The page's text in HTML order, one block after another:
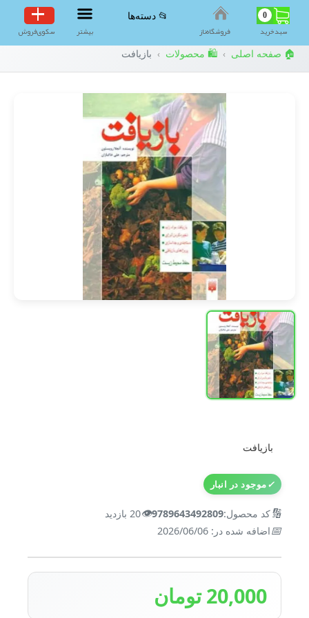
0
سبد‌خرید فروشگاه‌ناز
📂 دسته‌ها
بیشتر سکوی‌فروش
🏠 صفحه اصلی › 🛍️ محصولات › بازیافت
بازیافت
✓موجود در انبار
🔢کد محصول:9789643492809
👁️20 بازدید
📅اضافه شده در: 2026/06/06
20,000 تومان